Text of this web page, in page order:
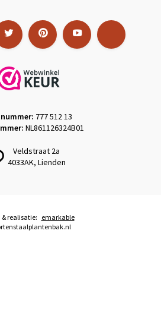
Veldstraat 2a
4033AK, Lienden
nummer: 777 512 13
NL861126324B01
& realisatie: emarkable